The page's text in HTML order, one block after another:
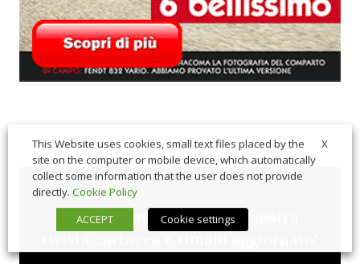
Sfoglia comodamente la nostra
rivista cartacea e rimani aggiornato!
X
This Website uses cookies, small text files placed by the
site on the computer or mobile device, which automatically
collect some information that the user does not provide
directly. Cookie Policy
ACCEPT
Cookie settings